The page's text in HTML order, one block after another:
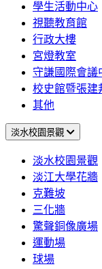
學生活動中心
視聽教育館
行政大樓
宮燈教室
守謙國際會議
校史館暨張建
其他
淡水校園景觀
淡水校園景觀
淡江大學花牆
克難坡
三化牆
驚聲銅像廣場
運動場
球場